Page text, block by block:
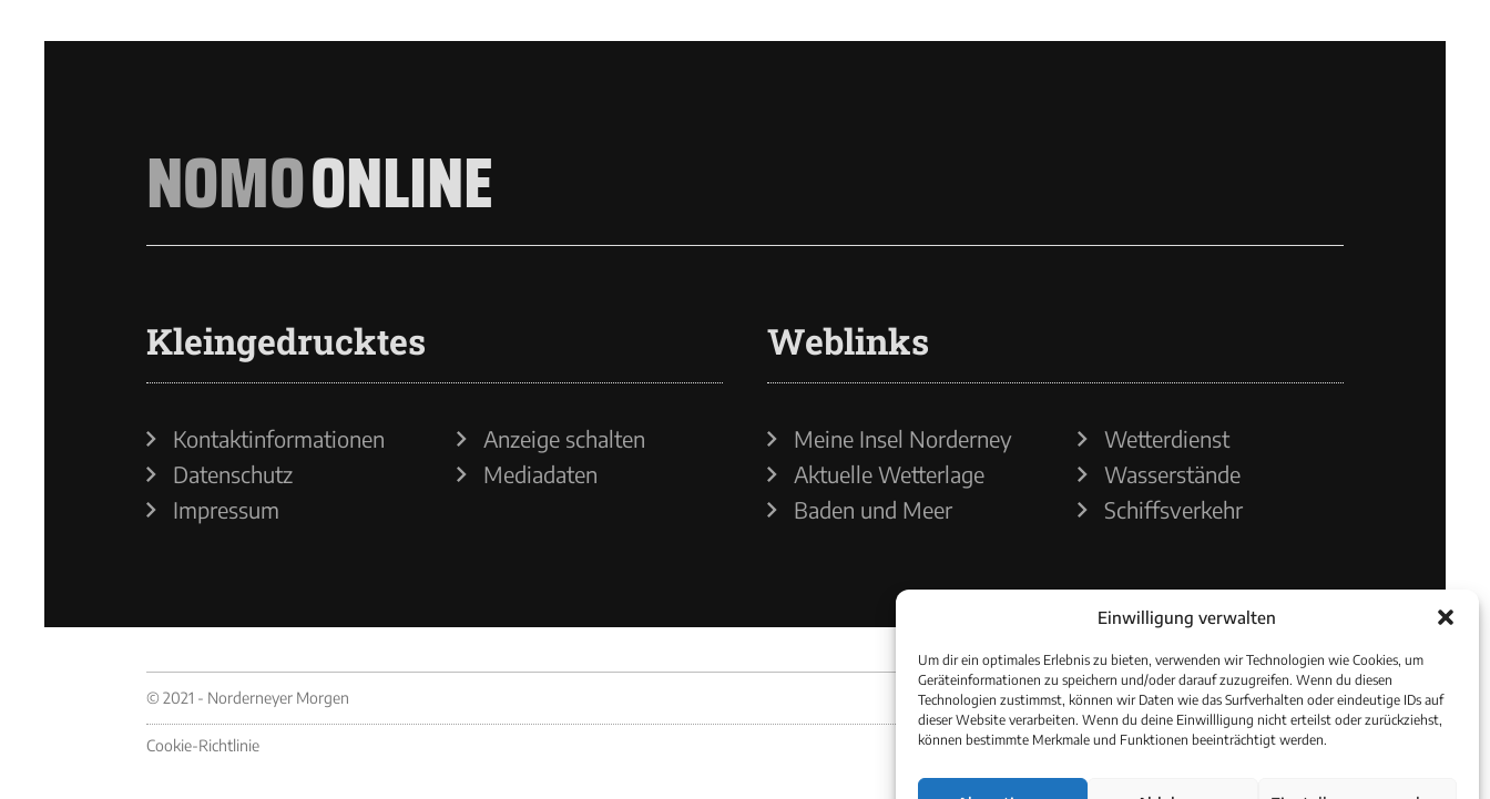
Einwilligung verwalten
Um dir ein optimales Erlebnis zu bieten, verwenden wir Technologien wie Cookies, um
Geräteinformationen zu speichern und/oder darauf zuzugreifen. Wenn du diesen
Technologien zustimmst, können wir Daten wie das Surfverhalten oder eindeutige IDs auf
dieser Website verarbeiten. Wenn du deine Einwillligung nicht erteilst oder zurückziehst,
können bestimmte Merkmale und Funktionen beeinträchtigt werden.
NOMOONLINE
Kleingedrucktes
Kontaktinformationen
Datenschutz
Impressum
Anzeige schalten
Mediadaten
Weblinks
Meine Insel Norderney
Aktuelle Wetterlage
Baden und Meer
Wetterdienst
Wasserstände
Schiffsverkehr
© 2021 - Norderneyer Morgen
Cookie-Richtlinie